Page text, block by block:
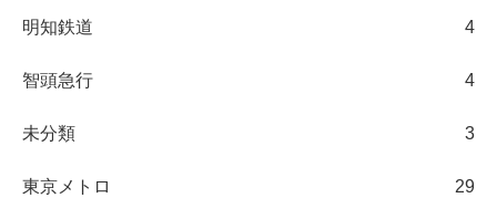
明知鉄道 4
智頭急行 4
未分類 3
東京メトロ 29